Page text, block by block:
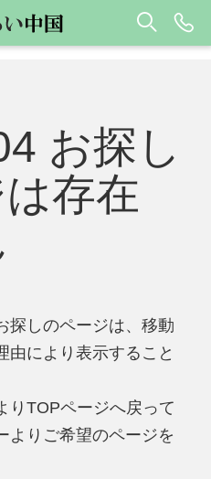
お探し
存在
探しのページは、移動
由により表示すること
りTOPページへ戻って
よりご希望のページを